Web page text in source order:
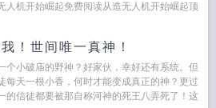
人机开始崛起免费阅读从造无人机开始崛起顶
！世间唯一真神！
个小破庙的野神？好家伙，幸好还有系统。但
每天一根小香，何时才能变成真正的神？更过
的信徒都要被那自称河神的死王八弄死了！这